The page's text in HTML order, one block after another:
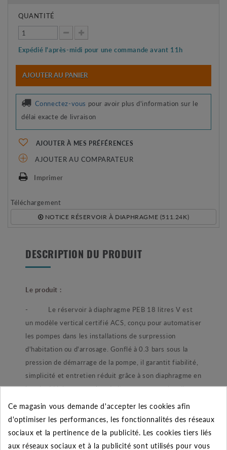
QUANTITÉ
Expédié l'après-midi pour une commande avant 11h
AJOUTER AU PANIER
Connectez-vous pour avoir plus d'information sur le
délai exacte de livraison
AJOUTER À MES PRÉFÉRENCES
AJOUTER AU COMPARATEUR
Imprimer
Téléchargement
NOTICE RÉSERVOIR À DIAPHRAGME (511.24K)
DESCRIPTION DU PRODUIT
Le produit :
- Le réservoir à diaphragme PEB 18 litres V est
un modèle vertical certifié ACS, conçu pour automatiser
les pompes dans les installations de surpression
d'habitation ou d'arrosage. Gonflé à 0.3 bars sous la
pression de démarrage de la pompe, il garantit fiabilité,
simplicité et entretien réduit grâce à son diaphragme en
butyle. Idéal pour stocker de l’eau sous pression, il est
disponible en différentes capacités (58 à 450 litres) et
orientations (verticale ou horizontale). Garantie 5 ans.
Ce magasin vous demande d'accepter les cookies afin
d'optimiser les performances, les fonctionnalités des réseaux
sociaux et la pertinence de la publicité. Les cookies tiers liés
aux réseaux sociaux et à la publicité sont utilisés pour vous